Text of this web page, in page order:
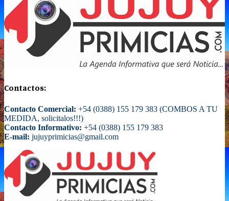
Contactos:
Contacto Comercial: +54 (0388) 155 179 383 (COMBOS A TU
MEDIDA, solicitalos!!!)
Contacto Informativo: +54 (0388) 155 179 383
E-mail: jujuyprimicias@gmail.com